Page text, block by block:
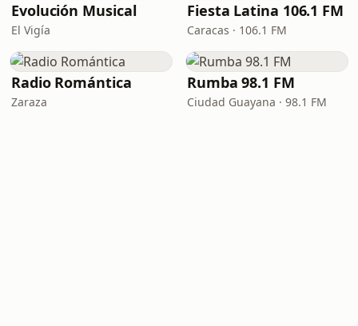
Evolución Musical
El Vigía
Fiesta Latina 106.1 FM
Caracas · 106.1 FM
Radio Romántica
Zaraza
Rumba 98.1 FM
Ciudad Guayana · 98.1 FM